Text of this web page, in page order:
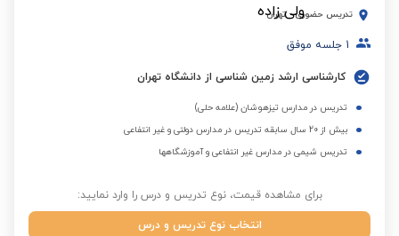
تدریس حضوری - تهران
1 جلسه موفق
کارشناسی ارشد زمین شناسی از دانشگاه تهران
تدریس در مدارس تیزهوشان (علامه حلی)
بیش از 20 سال سابقه تدریس در مدارس دولتی و غیر انتفاعی
تدریس شیمی در مدارس غیر انتفاعی و آموزشگاهها
برای مشاهده قیمت، نوع تدریس و درس را وارد نمایید:
انتخاب نوع تدریس و درس